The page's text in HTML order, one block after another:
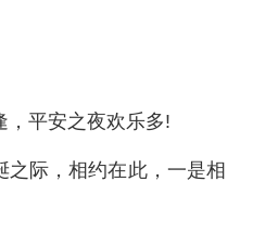
，平安之夜欢乐多!
之际，相约在此，一是相